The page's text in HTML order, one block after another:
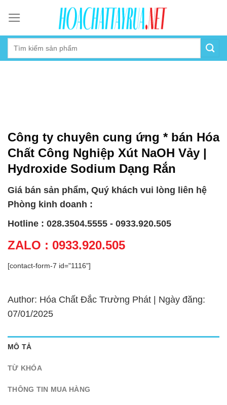
content
Công ty chuyên cung ứng * bán Hóa
Chất Công Nghiệp Xút NaOH Vảy |
Hydroxide Sodium Dạng Rắn
Giá bán sản phẩm, Quý khách vui lòng liên hệ
Phòng kinh doanh :
Hotline : 028.3504.5555 - 0933.920.505
ZALO : 0933.920.505
[contact-form-7 id="1116"]
Author: Hóa Chất Đắc Trường Phát | Ngày đăng:
07/01/2025
MÔ TẢ
TỪ KHÓA
THÔNG TIN MUA HÀNG